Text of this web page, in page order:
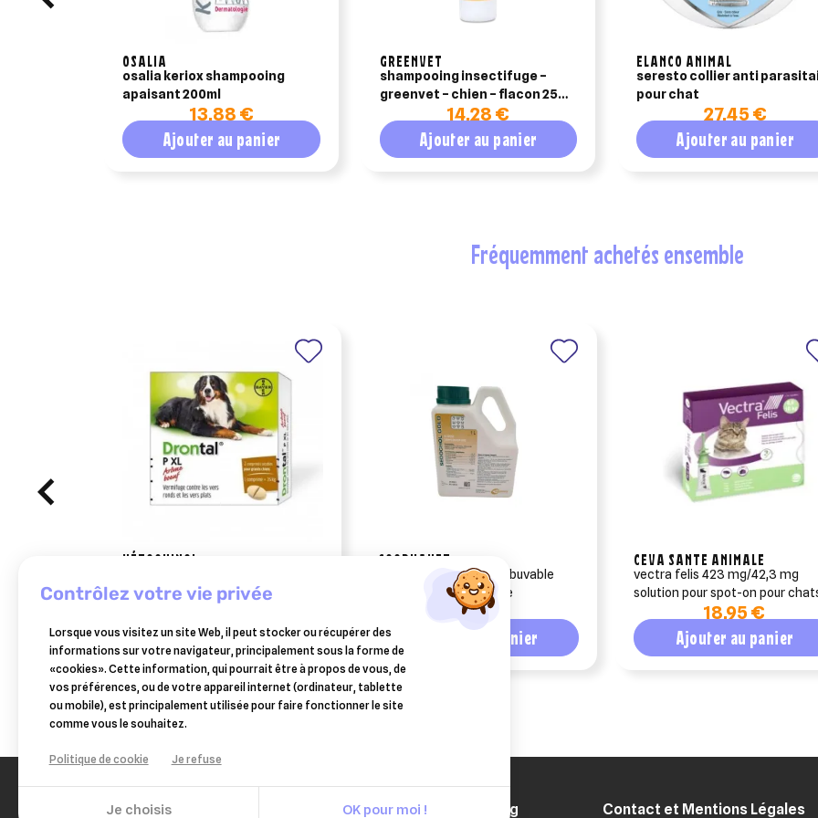
OSALIA
osalia keriox shampooing
apaisant 200ml
13,88 €
Ajouter au panier
GREENVET
shampooing insectifuge –
greenvet – chien – flacon 250
14,28 €
Ajouter au panier
ELANCO ANIMAL
seresto collier anti
pour chat
27,45 €
Ajouter au panier
fréquemment achetés ensemble
VÉTOQUINOL
(pochettes)
Ajouter au panier
COOPHAVET
sedochol gold solution buvable
troubles digestifs 1 litre
23 €
Ajouter au panier
CEVA SANTE ANIMALE
vectra felis 423 mg/42,3 mg
solution pour spot-on pour
18,95 €
Ajouter au panier
Blog Contact et Mentions Légales
contrôlez votre vie privée
Lorsque vous visitez un site Web, il peut stocker ou récupérer des
informations sur votre navigateur, principalement sous la forme de
«cookies». Cette information, qui pourrait être à propos de vous, de
vos préférences, ou de votre appareil internet (ordinateur, tablette
ou mobile), est principalement utilisée pour faire fonctionner le site
comme vous le souhaitez.
Politique de cookie Je refuse
Je choisis OK pour moi !